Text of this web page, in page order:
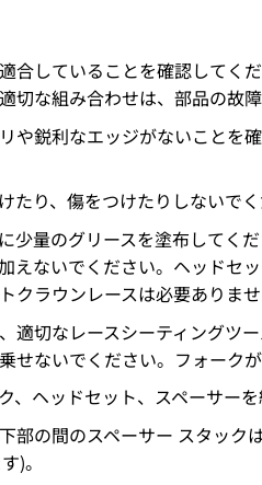
合していることを確認してく
切な組み合わせは、部品の故
や鋭利なエッジがないこと
たり、傷をつけたりしないで
少量のグリースを塗布してく
えないでください。ヘッドセ
ラウンレースは必要ありませ
適切なレースシーティングツ
せないでください。フォーク
、ヘッドセット、スペーサー
部の間のスペーサー スタッ
)。